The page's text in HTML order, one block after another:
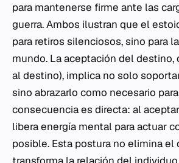
para mantenerse firme ante las
guerra. Ambos ilustran que el
para retiros silenciosos, sino para
mundo. La aceptación del destino,
al destino), implica no solo
sino abrazarlo como necesario
consecuencia es directa: al
libera energía mental para actuar
posible. Esta postura no elimina el